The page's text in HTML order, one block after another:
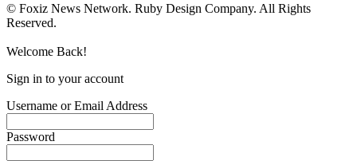
© Foxiz News Network. Ruby Design Company. All Rights
Reserved.
Welcome Back!
Sign in to your account
Username or Email Address
Password